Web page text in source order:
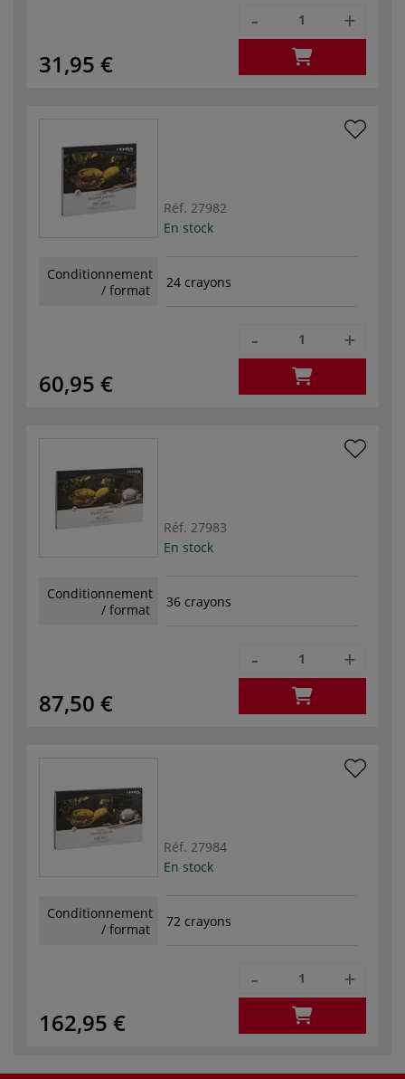
31,95 €
- +
Réf. 27982
En stock
Conditionnement
/ format
24 crayons
60,95 €
- +
Réf. 27983
En stock
Conditionnement
/ format
36 crayons
87,50 €
- +
Réf. 27984
En stock
Conditionnement
/ format
72 crayons
162,95 €
- +